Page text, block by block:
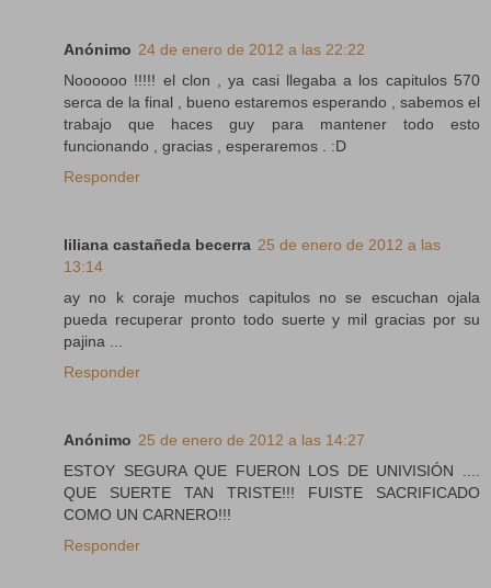
Anónimo 24 de enero de 2012 a las 22:22
Noooooo !!!!! el clon , ya casi llegaba a los capitulos 570
serca de la final , bueno estaremos esperando , sabemos el
trabajo que haces guy para mantener todo esto
funcionando , gracias , esperaremos . :D
Responder
liliana castañeda becerra 25 de enero de 2012 a las
13:14
ay no k coraje muchos capitulos no se escuchan ojala
pueda recuperar pronto todo suerte y mil gracias por su
pajina ...
Responder
Anónimo 25 de enero de 2012 a las 14:27
ESTOY SEGURA QUE FUERON LOS DE UNIVISIÓN ....
QUE SUERTE TAN TRISTE!!! FUISTE SACRIFICADO
COMO UN CARNERO!!!
Responder